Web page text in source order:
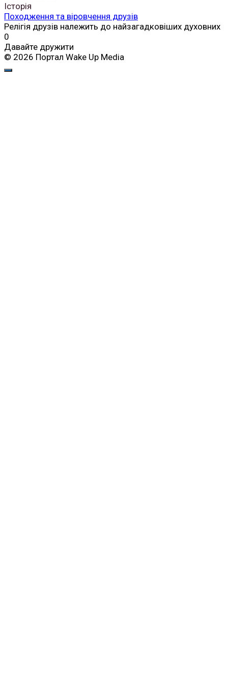
Історія
Походження та віровчення друзів
Релігія друзів належить до найзагадковіших духовних
0
Давайте дружити
© 2026 Портал Wake Up Media